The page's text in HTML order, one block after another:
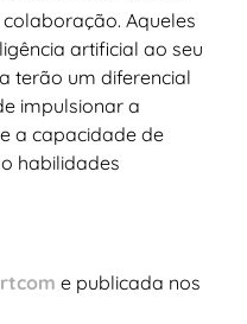
Aqueles
artificial ao seu
terão um diferencial
impulsionar a
a capacidade de
habilidades
e publicada nos